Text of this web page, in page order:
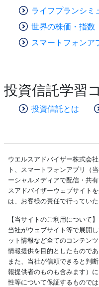
ライフプランシミ
世界の株価・指数
スマートフォンア
投資信託学習
投資信託とは
ウエルスアドバイザー株式会
ト、スマートフォンアプリ（
ーシャルメディアで配信・共
スアドバイザーウェブサイト
は、お客様の責任で行ってい
【当サイトのご利用について】
当社がウェブサイト等で展開
ット情報など全てのコンテン
情報提供を目的としたもので
また、当社が信頼できると判
報提供者のものも含みます）
性等について保証するもので